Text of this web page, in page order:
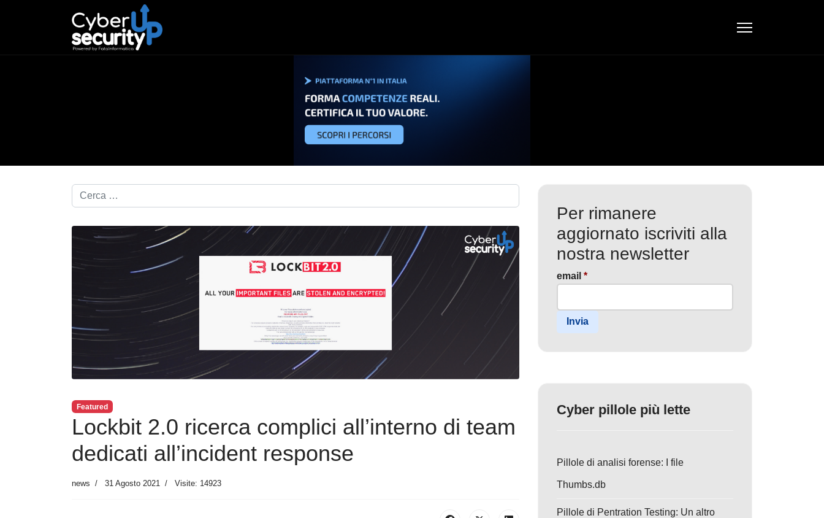
Cerca nel blog...
Featured
Lockbit 2.0 ricerca complici all’interno di team
dedicati all’incident response
news 31 Agosto 2021 Visite: 14923
Per rimanere
aggiornato iscriviti alla
nostra newsletter
email *
Invia
Cyber pillole più lette
Pillole di analisi forense: I file
Thumbs.db
Pillole di Pentration Testing: Un altro